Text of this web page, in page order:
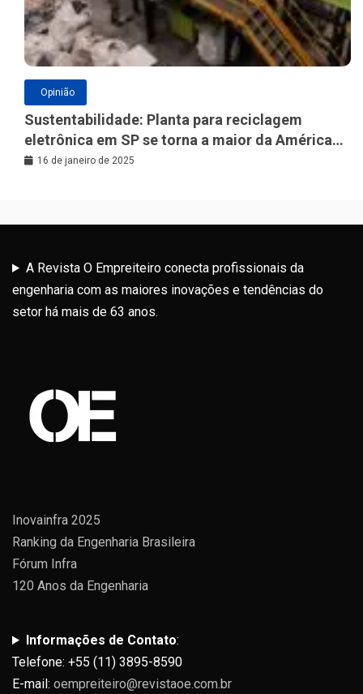
Opinião
Sustentabilidade: Planta para reciclagem
eletrônica em SP se torna a maior da América
Latina
16 de janeiro de 2025
A Revista O Empreiteiro conecta profissionais da
engenharia com as maiores inovações e tendências do
setor há mais de 63 anos.
Inovainfra 2025
Ranking da Engenharia Brasileira
Fórum Infra
120 Anos da Engenharia
Informações de Contato:
Telefone: +55 (11) 3895-8590
E-mail: oempreiteiro@revistaoe.com.br